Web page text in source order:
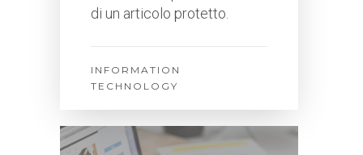
di un articolo protetto.
INFORMATION
TECHNOLOGY